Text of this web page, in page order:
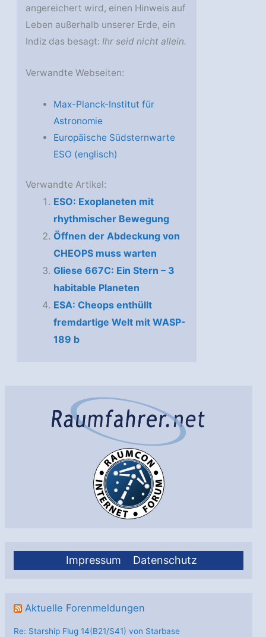
Impressum Datenschutz
Aktuelle Forenmeldungen
Re: Starship Flug 14(B21/S41) von Starbase
angereichert wird, einen Hinweis auf
Leben außerhalb unserer Erde, ein
Indiz das besagt:Ihr seid nicht allein.
Verwandte Webseiten:
Max-Planck-Institut für
Astronomie
Europäische Südsternwarte
ESO (englisch)
Verwandte Artikel:
ESO: Exoplaneten mit
rhythmischer Bewegung
Öffnen der Abdeckung von
CHEOPS muss warten
Gliese 667C: Ein Stern – 3
habitable Planeten
ESA: Cheops enthüllt
fremdartige Welt mit WASP-
189 b